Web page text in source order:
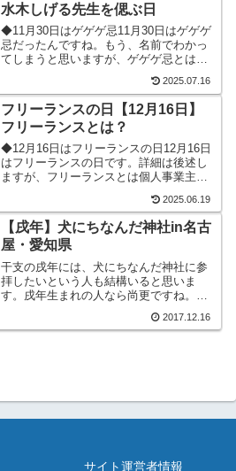
水木しげる先生を偲ぶ日
◆11月30日はゲゲゲ忌11月30日はゲゲゲ
忌だったんですね。もう、名前でわかっ
てしまうと思いますが、ゲゲゲ忌とは、
有名な漫画やアニメの「ゲゲゲの鬼太
郎」の原作者で、漫画家の水木しげる先
生(故人)の命日のことです。2017年11月
26日、調...
2025.07.16
フリーランスの日【12月16日】
フリーランスとは？
◆12月16日はフリーランスの日12月16日
はフリーランスの日です。詳細は後述し
ますが、フリーランスとは個人事業主や
す。具体的には、大工、漁師などの古い
職業から、芸能人、プログラマー、イラ
ストレーター、作家...
2025.06.19
【戌年】犬にちなんだ神社in名古
屋・愛知県
干支の戌年には、犬にちなんだ神社に参
拝したいという人も結構いると思いま
す。戌年生まれの人なら尚更ですね。＾
ちなんだ神社をチェックして記載しまし
2017.12.16
サイト運営者情報